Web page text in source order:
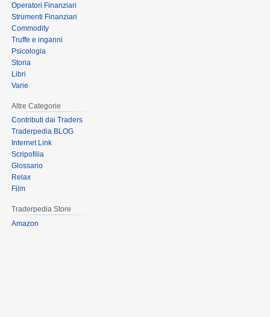
Operatori Finanziari
Strumenti Finanziari
Commodity
Truffe e inganni
Psicologia
Storia
Libri
Varie
Altre Categorie
Contributi dai Traders
Traderpedia BLOG
Internet Link
Scripofilia
Glossario
Relax
Film
Traderpedia Store
Amazon